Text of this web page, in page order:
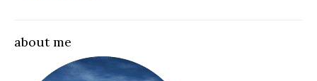
about me